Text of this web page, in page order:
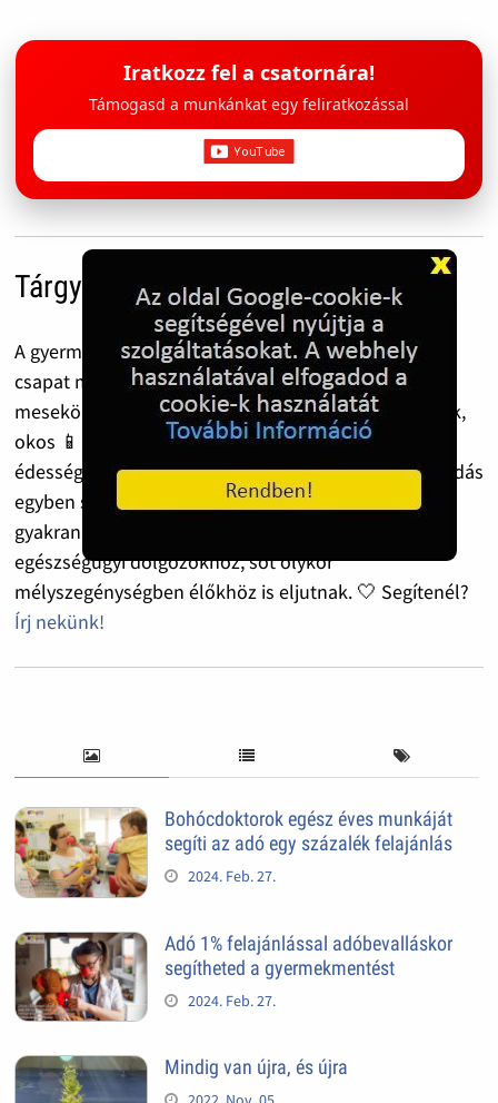
Iratkozz fel a csatornára!
Támogasd a munkánkat egy feliratkozással
Tárgyi adományok
A gyermekvédelmi / családtámogató / bohócdoktor
csapat mindennapi munkáját nagyban segítik a 📖
mesekönyvek, 🧸 játékok, foglalkoztató ✍️📒 füzetek,
okos 📱 eszközök, valamint a tartós élelmiszerek, 🥫
édességek 🍬 és apró finomságok. A bohócdoktorkodás
egyben szociális segítségnyújtás is: az adományok
gyakran rászoruló családokhoz, kisgyermekekhez,
egészségügyi dolgozókhoz, sőt olykor
mélyszegénységben élőkhöz is eljutnak. 🤍 Segítenél?
Írj nekünk!
Bohócdoktorok egész éves munkáját
segíti az adó egy százalék felajánlás
2024. Feb. 27.
Adó 1% felajánlással adóbevalláskor
segítheted a gyermekmentést
2024. Feb. 27.
Mindig van újra, és újra